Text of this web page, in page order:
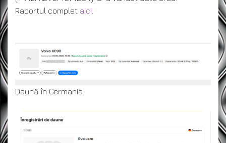
Raportul complet aici
Daună în Germania.